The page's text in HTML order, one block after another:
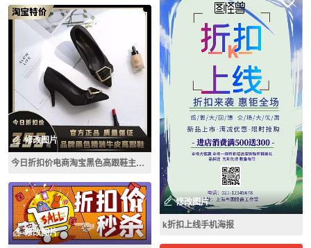
修改图片
今日折扣价电商淘宝黑色高跟鞋主图直通车
修改图片
修改图片
k折扣上线手机海报